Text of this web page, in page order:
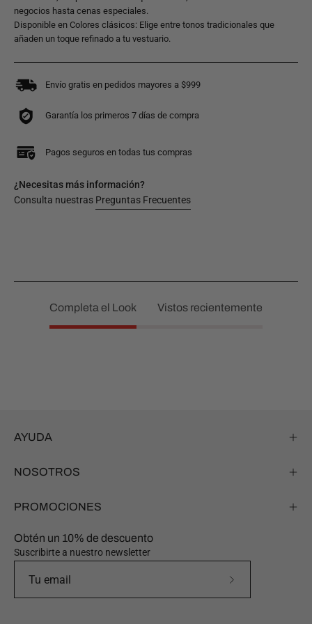
negocios hasta cenas especiales.
Disponible en Colores clásicos: Elige entre tonos tradicionales que
añaden un toque refinado a tu vestuario.
Envío gratis en pedidos mayores a $999
Garantía los primeros 7 días de compra
Pagos seguros en todas tus compras
¿Necesitas más información?
Consulta nuestras Preguntas Frecuentes
Completa el Look Vistos recientemente
AYUDA
NOSOTROS
PROMOCIONES
Obtén un 10% de descuento
Suscribirte a nuestro newsletter